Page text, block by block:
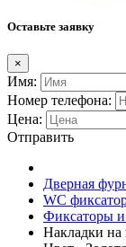
Оставьте заявку
×
Имя:
Номер телефона:
Цена:
Отправить
Дверная
WC
Фиксаторы
Накладки